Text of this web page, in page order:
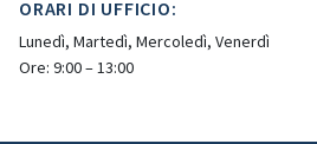
ORARI DI UFFICIO:
Lunedì, Martedì, Mercoledì, Venerdì
Ore: 9:00 – 13:00